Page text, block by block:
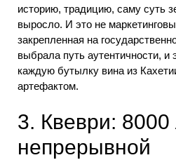
историю, традицию, саму суть
выросло. И это не
закрепленная на
выбрала путь аутентичности, и
каждую бутылку вина из
артефактом.
3. Квеври: 8000
непрерывной